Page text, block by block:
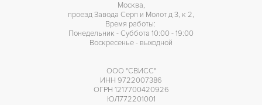
Москва,
проезд Завода Серп и Молот д 3, к 2,
Время работы:
Понедельник - Суббота 10:00 - 19:00
Воскресенье - выходной
ООО "СВИСС"
ИНН 9722007386
ОГРН 1217700420926
ЮЛ772201001